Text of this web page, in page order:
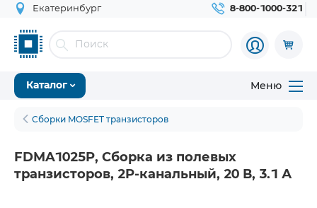
Екатеринбург 8-800-1000-321
Каталог Меню
Сборки MOSFET транзисторов
FDMA1025P, Сборка из полевых
транзисторов, 2P-канальный, 20 В, 3.1 А